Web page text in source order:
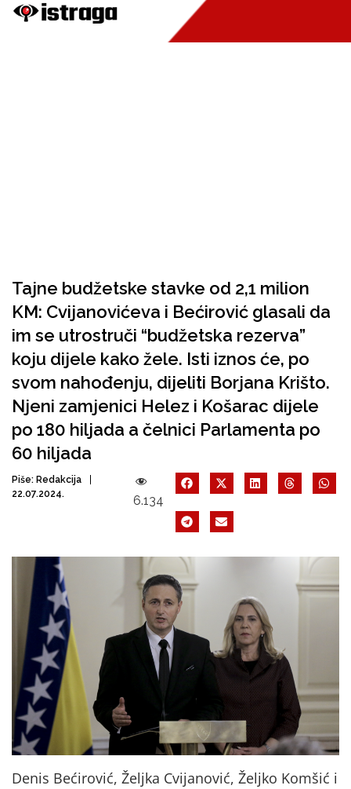
Tajne budžetske stavke od 2,1 milion
KM: Cvijanovićeva i Bećirović glasali da
im se utrostruči “budžetska rezerva”
koju dijele kako žele. Isti iznos će, po
svom nahođenju, dijeliti Borjana Krišto.
Njeni zamjenici Helez i Košarac dijele
po 180 hiljada a čelnici Parlamenta po
60 hiljada
Piše: Redakcija
22.07.2024.
6.134
Denis Bećirović, Željka Cvijanović, Željko Komšić i